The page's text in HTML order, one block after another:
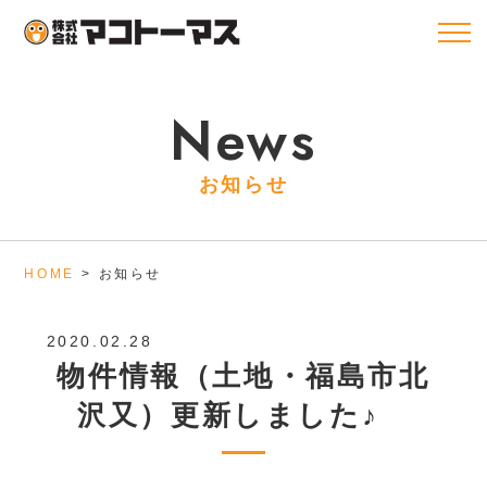
News
お知らせ
HOME お知らせ
2020.02.28
物件情報（土地・福島市北
沢又）更新しました♪